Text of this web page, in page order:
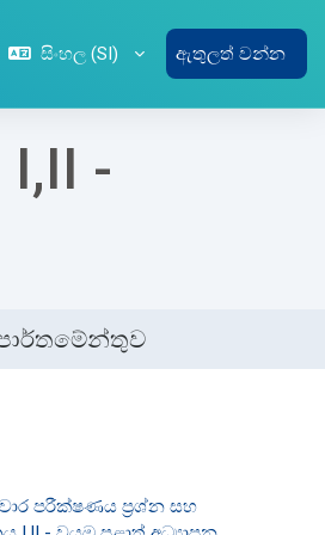
සිංහල ‎(SI)‎ ඇතුලත් වන්න
-
පරීක්ෂණය ප්‍රශ්න සහ